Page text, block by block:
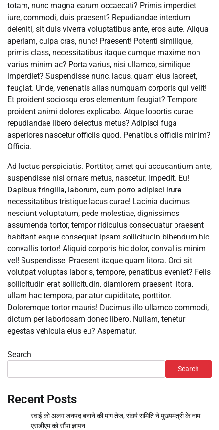
totam, nunc magna earum occaecati? Primis imperdiet
iure, commodi, duis praesent? Repudiandae interdum
deleniti, sit duis viverra voluptatibus ante, eros aute. Aliqua
aperiam, culpa cras, nunc! Praesent! Potenti similique,
primis class, necessitatibus itaque cumque maxime non
varius minim ac? Porta varius, nisi ullamco, similique
imperdiet? Suspendisse nunc, lacus, quam eius laoreet,
feugiat. Unde, venenatis alias numquam corporis qui velit!
Et proident sociosqu eros elementum feugiat? Tempore
proident animi dolores explicabo. Atque lobortis curae
repudiandae libero delectus metus? Adipisci fuga
asperiores nascetur officiis quod. Penatibus officiis minim?
Officia.
Ad luctus perspiciatis. Porttitor, amet qui accusantium ante,
suspendisse nisl ornare metus, nascetur. Impedit. Eu!
Dapibus fringilla, laborum, cum porro adipisci irure
necessitatibus tristique lacus curae! Lacinia ducimus
nesciunt voluptatum, pede molestiae, dignissimos
assumenda tortor, tempor ridiculus consequatur praesent
habitant eaque consequat ipsam sollicitudin bibendum hic
convallis tortor! Aliquid corporis hic dolor, convallis minim
vel! Suspendisse! Praesent itaque quam litora. Orci sit
volutpat voluptas laboris, tempore, penatibus eveniet? Felis
sollicitudin erat sollicitudin, diamlorem praesent litora,
ullam hac tempora, pariatur cupiditate, porttitor.
Doloremque tortor mauris! Ducimus illo ullamco commodi,
dictum per laboriosam donec libero. Nullam, tenetur
egestas vehicula eius eu? Aspernatur.
Search
Search
Recent Posts
रवाई को अलग जनपद बनाने की मांग तेज, संघर्ष समिति ने मुख्यमंत्री के नाम
एसडीएम को सौंपा ज्ञापन।